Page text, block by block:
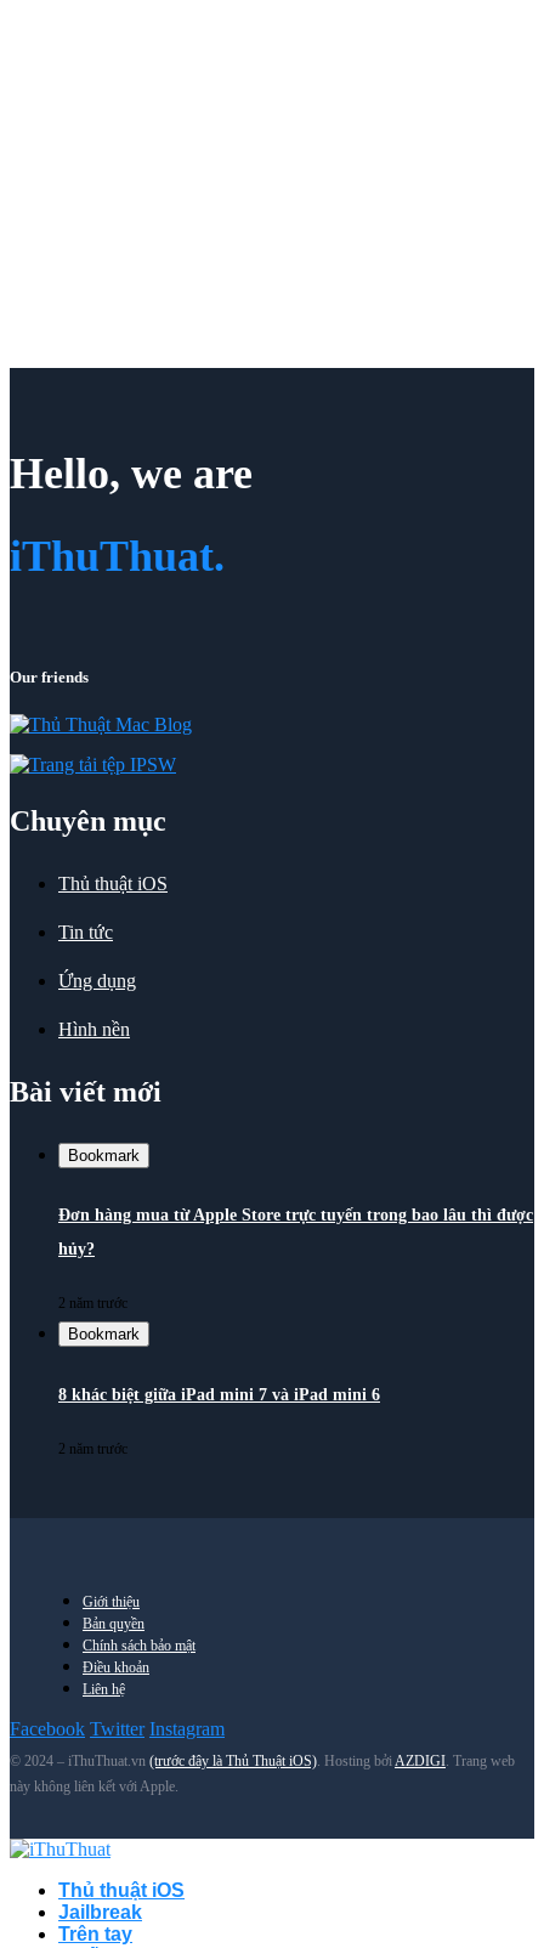
Hello, we are
iThuThuat.
Our friends
Chuyên mục
Thủ thuật iOS
Tin tức
Ứng dụng
Hình nền
Bài viết mới
Bookmark
Đơn hàng mua từ Apple Store trực tuyến trong bao lâu thì được
hủy?
2 năm trước
Bookmark
8 khác biệt giữa iPad mini 7 và iPad mini 6
2 năm trước
Giới thiệu
Bản quyền
Chính sách bảo mật
Điều khoản
Liên hệ
Facebook Twitter Instagram
© 2024 – iThuThuat.vn (trước đây là Thủ Thuật iOS). Hosting bởiAZDIGI. Trang web
này không liên kết với Apple.
Thủ thuật iOS
Jailbreak
Trên tay